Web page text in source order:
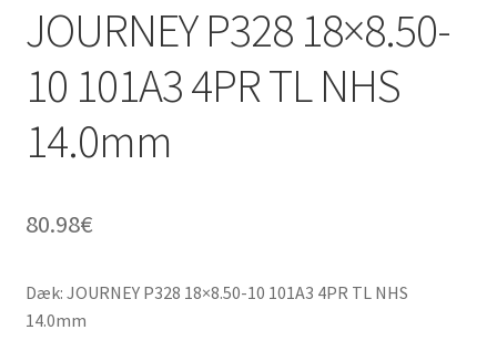
JOURNEY P328 18×8.50-
10 101A3 4PR TL NHS
14.0mm
80.98€
Dæk: JOURNEY P328 18×8.50-10 101A3 4PR TL NHS
14.0mm